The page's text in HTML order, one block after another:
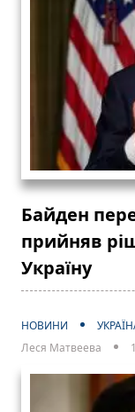
Байден
прийняв
Україну
НОВИНИ
Леся Матвеева